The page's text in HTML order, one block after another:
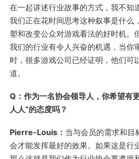
在一起讲述行业故事的方式，我不知
我们正在花时间思考这种叙事是什么
塑和改变公众对游戏看法的好时机。
我们的行业有令人兴奋的机遇，当你
时，很多游戏公司已经证明，他们可
道。
Q：作为一名协会领导人，你希望有
人人”的态度吗？
Pierre-Louis： 当与会员的需求和目
会才能发挥最好的效果。如果这是行